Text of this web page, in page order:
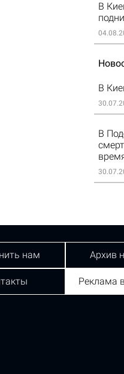
В
В
В
нам Архив
Реклама